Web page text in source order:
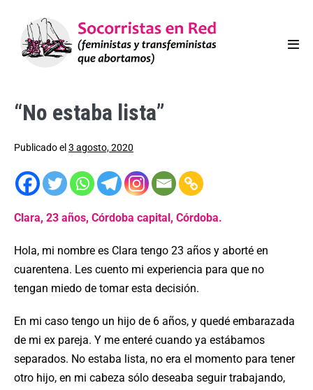
“No estaba lista”
Publicado el 3 agosto, 2020
Clara, 23 años, Córdoba capital, Córdoba.
Hola, mi nombre es Clara tengo 23 años y aborté en
cuarentena. Les cuento mi experiencia para que no
tengan miedo de tomar esta decisión.
En mi caso tengo un hijo de 6 años, y quedé embarazada
de mi ex pareja. Y me enteré cuando ya estábamos
separados. No estaba lista, no era el momento para tener
otro hijo, en mi cabeza sólo deseaba seguir trabajando,